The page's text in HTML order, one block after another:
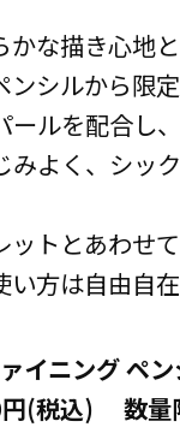
かな描き心地
シルから限定
ールを配合し
みよく、シッ
ットとあわせ
方は自由自在
イニング ペ
(税込)
数量